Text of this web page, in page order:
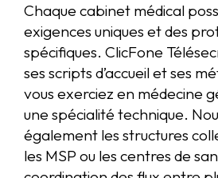
Chaque cabinet médical
exigences uniques et des
spécifiques. ClicFone
ses scripts d’accueil et ses
vous exerciez en médecine
une spécialité technique.
également les structures
les MSP ou les centres de